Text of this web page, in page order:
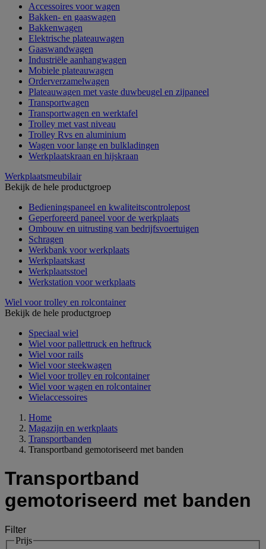
Accessoires voor wagen
Bakken- en gaaswagen
Bakkenwagen
Elektrische plateauwagen
Gaaswandwagen
Industriële aanhangwagen
Mobiele plateauwagen
Orderverzamelwagen
Plateauwagen met vaste duwbeugel en zijpaneel
Transportwagen
Transportwagen en werktafel
Trolley met vast niveau
Trolley Rvs en aluminium
Wagen voor lange en bulkladingen
Werkplaatskraan en hijskraan
Werkplaatsmeubilair
Bekijk de hele productgroep
Bedieningspaneel en kwaliteitscontrolepost
Geperforeerd paneel voor de werkplaats
Ombouw en uitrusting van bedrijfsvoertuigen
Schragen
Werkbank voor werkplaats
Werkplaatskast
Werkplaatsstoel
Werkstation voor werkplaats
Wiel voor trolley en rolcontainer
Bekijk de hele productgroep
Speciaal wiel
Wiel voor pallettruck en heftruck
Wiel voor rails
Wiel voor steekwagen
Wiel voor trolley en rolcontainer
Wiel voor wagen en rolcontainer
Wielaccessoires
Home
Magazijn en werkplaats
Transportbanden
Transportband gemotoriseerd met banden
Transportband
gemotoriseerd met banden
Filter
Prijs